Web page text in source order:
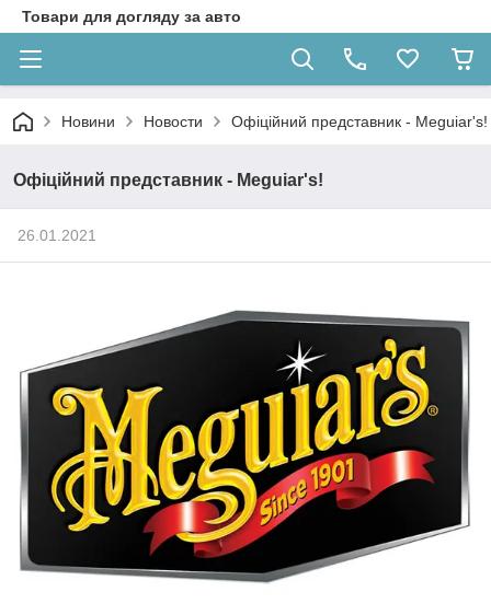
Товари для догляду за авто
Новини Новости Офіційний представник - Meguiar's!
Офіційний представник - Meguiar's!
26.01.2021